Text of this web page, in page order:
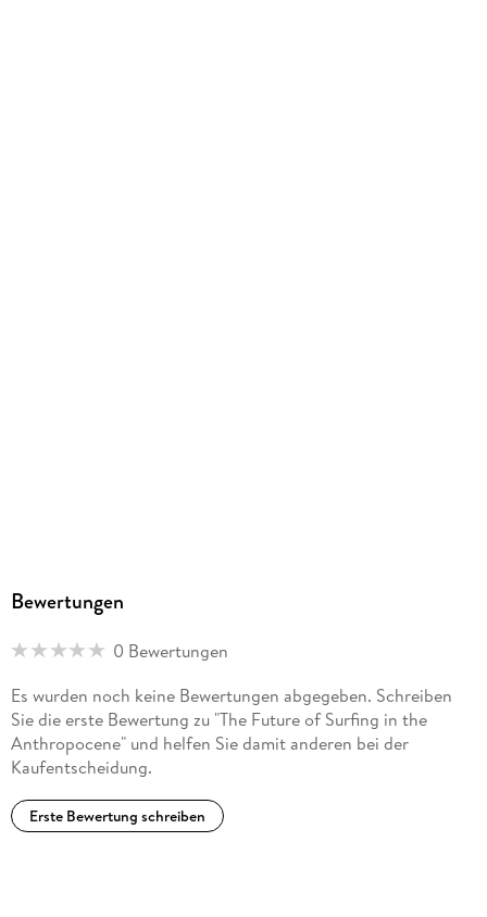
Bewertungen
0 Bewertungen
Es wurden noch keine Bewertungen abgegeben. Schreiben
Sie die erste Bewertung zu "The Future of Surfing in the
Anthropocene" und helfen Sie damit anderen bei der
Kaufentscheidung.
Erste Bewertung schreiben